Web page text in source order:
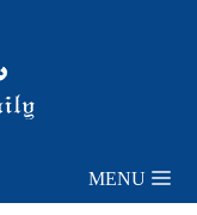
MENU